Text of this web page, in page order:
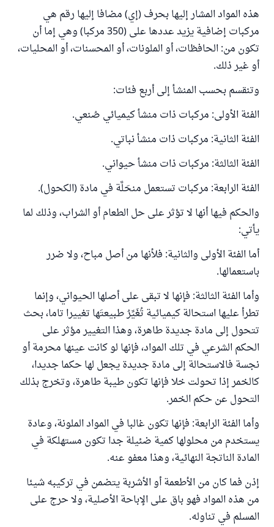
هذه المواد المشار إليها بحرف (إي) مضافا إليها رقم هي
مركبات إضافية يزيد عددها على (350 مركبا) وهي إما أن
تكون من: الحافظات، أو الملونات، أو المحسنات، أو المحليات،
أو غير ذلك.
وتنقسم بحسب المنشأ إلى أربع فئات:
الفئة الأولى: مركبات ذات منشأ كيميائي صُنعي.
الفئة الثانية: مركبات ذات منشأ نباتي.
الفئة الثالثة: مركبات ذات منشأ حيواني.
الفئة الرابعة: مركبات تستعمل منحَلَّة في مادة (الكحول).
والحكم فيها أنها لا تؤثر على حل الطعام أو الشراب، وذلك لما
يأتي:
أما الفئة الأولى والثانية: فلأنها من أصل مباح، ولا ضرر
باستعمالها.
وأما الفئة الثالثة: فإنها لا تبقى على أصلها الحيواني، وإنما
تطرأ عليها استحالة كيميائية تُغَيِّرُ طبيعتَها تغييرا تاما، بحث
تتحول إلى مادة جديدة طاهرة، وهذا التغيير مؤثر على
الحكم الشرعي في تلك المواد، فإنها لو كانت عينها محرمة أو
نجسة فالاستحالة إلى مادة جديدة يجعل لها حكما جديدا،
كالخمر إذا تحولت خلا فإنها تكون طيبة طاهرة، وتخرج بذلك
التحول عن حكم الخمر.
وأما الفئة الرابعة: فإنها تكون غالبا في المواد الملونة، وعادة
يستخدم من محلولها كمية ضئيلة جدا تكون مستهلكة في
المادة الناتجة النهائية، وهذا معفو عنه.
إذن فما كان من الأطعمة أو الأشربة يتضمن في تركيبه شيئا
من هذه المواد فهو باق على الإباحة الأصلية، ولا حرج على
المسلم في تناوله.